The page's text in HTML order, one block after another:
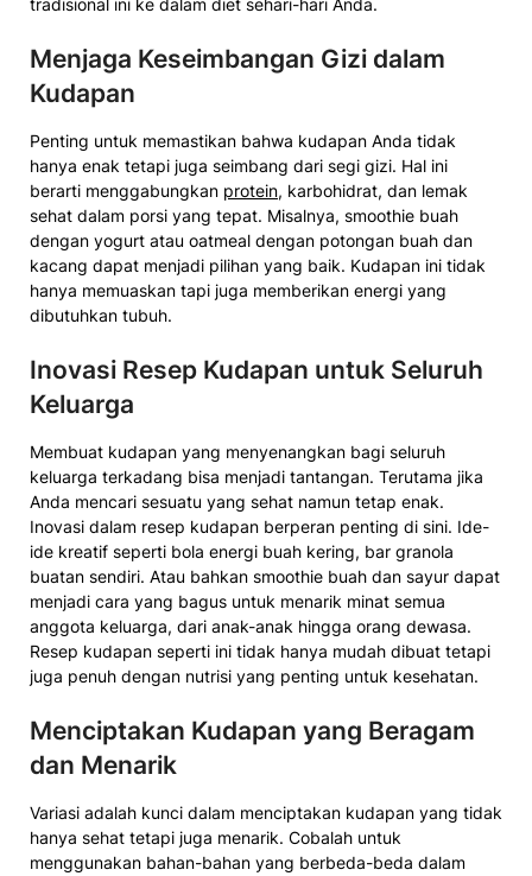
tradisional ini ke dalam diet sehari-hari Anda.
Menjaga Keseimbangan Gizi dalam
Kudapan
Penting untuk memastikan bahwa kudapan Anda tidak
hanya enak tetapi juga seimbang dari segi gizi. Hal ini
berarti menggabungkan protein, karbohidrat, dan lemak
sehat dalam porsi yang tepat. Misalnya, smoothie buah
dengan yogurt atau oatmeal dengan potongan buah dan
kacang dapat menjadi pilihan yang baik. Kudapan ini tidak
hanya memuaskan tapi juga memberikan energi yang
dibutuhkan tubuh.
Inovasi Resep Kudapan untuk Seluruh
Keluarga
Membuat kudapan yang menyenangkan bagi seluruh
keluarga terkadang bisa menjadi tantangan. Terutama jika
Anda mencari sesuatu yang sehat namun tetap enak.
Inovasi dalam resep kudapan berperan penting di sini. Ide-
ide kreatif seperti bola energi buah kering, bar granola
buatan sendiri. Atau bahkan smoothie buah dan sayur dapat
menjadi cara yang bagus untuk menarik minat semua
anggota keluarga, dari anak-anak hingga orang dewasa.
Resep kudapan seperti ini tidak hanya mudah dibuat tetapi
juga penuh dengan nutrisi yang penting untuk kesehatan.
Menciptakan Kudapan yang Beragam
dan Menarik
Variasi adalah kunci dalam menciptakan kudapan yang tidak
hanya sehat tetapi juga menarik. Cobalah untuk
menggunakan bahan-bahan yang berbeda-beda dalam